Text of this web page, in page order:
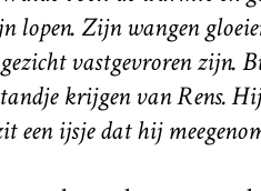
lopen. Zijn wangen
vastgevroren zijn.
krijgen van Rens.
een ijsje dat hij